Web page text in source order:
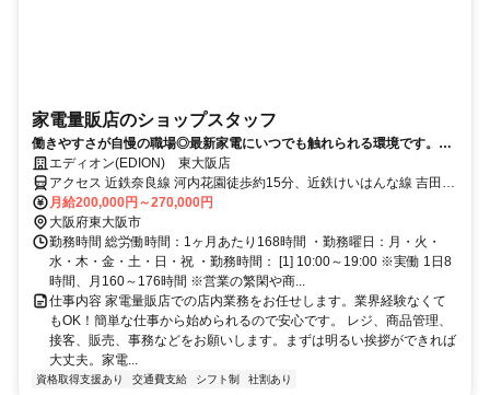
家電量販店のショップスタッフ
働きやすさが自慢の職場◎最新家電にいつでも触れられる環境です。割
引制度などの嬉しい待遇もあり！
エディオン(EDION) 東大阪店
アクセス 近鉄奈良線 河内花園徒歩約15分、近鉄けいはんな線 吉田
（大阪府）出入口2徒歩約15分、近鉄奈良線 東花園北口徒歩約18分
月給200,000円～270,000円
大阪府東大阪市
勤務時間 総労働時間：1ヶ月あたり168時間 ・勤務曜日：月・火・
水・木・金・土・日・祝 ・勤務時間： [1] 10:00～19:00 ※実働 1日8
時間、月160～176時間 ※営業の繁閑や商...
仕事内容 家電量販店での店内業務をお任せします。業界経験なくて
もOK！簡単な仕事から始められるので安心です。 レジ、商品管理、
接客、販売、事務などをお願いします。まずは明るい挨拶ができれば
大丈夫。家電...
資格取得支援あり 交通費支給 シフト制 社割あり